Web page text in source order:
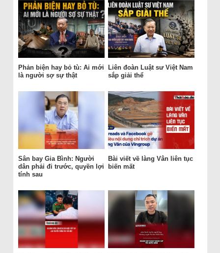
Phản biện hay bỏ tù: Ai mới
là người sợ sự thật
Liên đoàn Luật sư Việt Nam
sắp giải thể
Sân bay Gia Bình: Người
dân phải đi trước, quyền lợi
tính sau
Bài viết về làng Vân liên tục
biến mất